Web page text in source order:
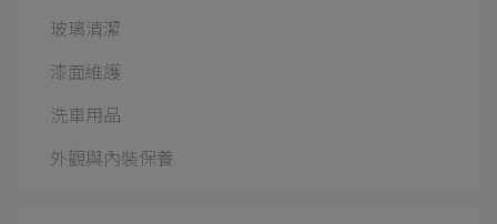
玻璃清潔
漆面維護
洗車用品
外觀與內裝保養